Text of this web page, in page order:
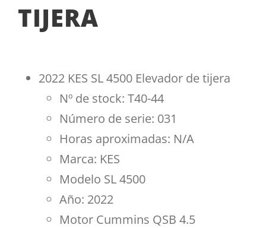
TIJERA
2022 KES SL 4500 Elevador de tijera
Nº de stock: T40-44
Número de serie: 031
Horas aproximadas: N/A
Marca: KES
Modelo SL 4500
Año: 2022
Motor Cummins QSB 4.5